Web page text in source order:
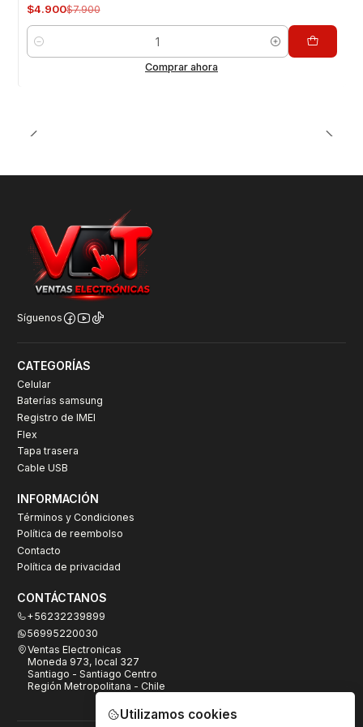
$4.900$7.900
Cantidad
Comprar ahora
Síguenos
CATEGORÍAS
Celular
Baterías samsung
Registro de IMEI
Flex
Tapa trasera
Cable USB
INFORMACIÓN
Términos y Condiciones
Política de reembolso
Contacto
Política de privacidad
CONTÁCTANOS
+56232239899
56995220030
Ventas Electronicas
Moneda 973, local 327
Santiago - Santiago Centro
Región Metropolitana - Chile
Utilizamos cookies